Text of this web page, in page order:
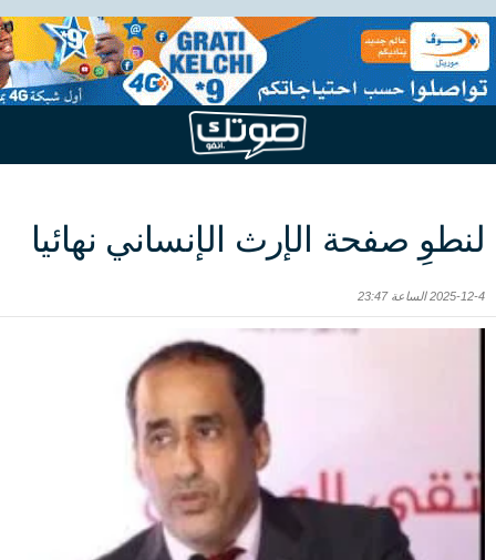
لنطوِ صفحة الإرث الإنساني نهائيا
2025-12-4 الساعة 23:47